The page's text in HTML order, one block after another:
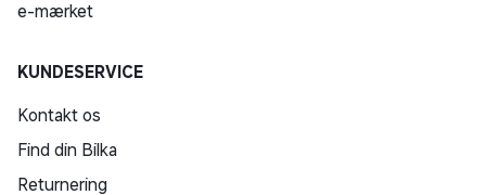
e-mærket
KUNDESERVICE
Kontakt os
Find din Bilka
Returnering